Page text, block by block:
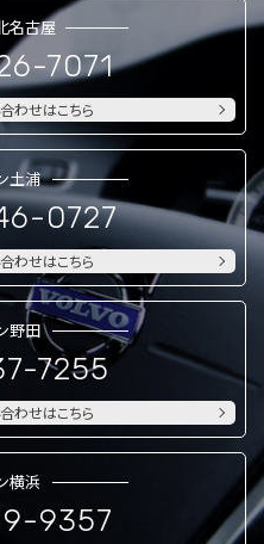
名古屋
7071
わせはこちら
土浦
0727
わせはこちら
野田
7255
わせはこちら
横浜
9357